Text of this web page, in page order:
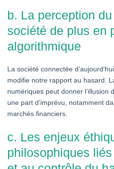
b. La perception
société de plus en
algorithmique
La société connectée
modifie notre rapport au hasard.
numériques peut donner l’illusion
une part d’imprévu, notamment
marchés financiers.
c. Les enjeux
philosophiques